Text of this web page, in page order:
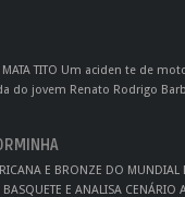
MATA TITO Um aciden te de
do jovem Renato Rodrigo
E BRONZE DO MUNDIAL
BASQUETE E ANALISA